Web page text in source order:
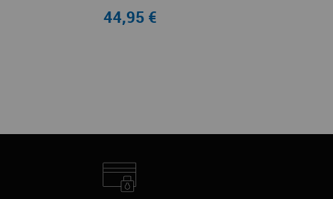
44,95 €